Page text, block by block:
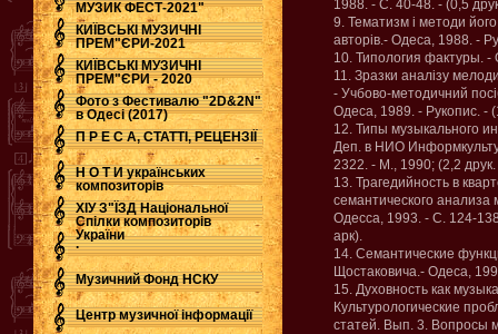
МУЗИК ФЕСТ-2021"
КИЇВСЬКІ МУЗИЧНІ
ПРЕМ"ЄРИ-2021
КИЇВСЬКІ МУЗИЧНІ
ПРЕМ"ЄРИ - 2020
Фото з Фестивалю "2D&2N"
в Одесі (2017)
П Р Е С А, СТАТТІ, РЕЦЕНЗІЇ
Н О Т И українських
композиторів
ХІУ З"ЇЗД Національної
Спілки композиторів
України
.
Музичний Фонд НСКУ
Центр музичної інформації
1988. - С. 40-48. - (0,5
9. Тематизм і методи його
авторів.- Одеса, 1988. -
10. Типология фактуры. -
11. Зразки аналізу
- Учбово-методичний
Одеса, 1989. - Рукопис. -
12. Типы музыкального
Деп. в НИО
2322. - М., 1990; (2,2 друк.
13. Трагедийность в
семантического анализа
Одесса, 1993. - С. 124-
арк).
14. Семантические
Щостаковича.- Одеса,
15. Духовность как
Культурологические
статей. Вып. 3. Вопросы